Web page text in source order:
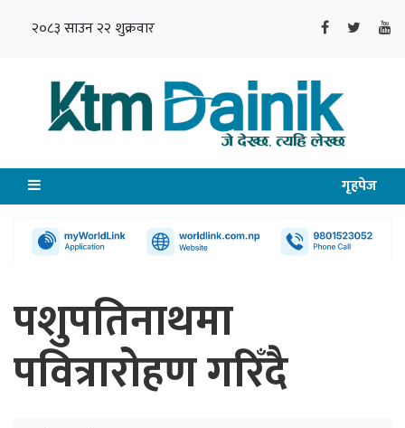
२०८३ साउन २२ शुक्रवार
गृहपेज
पशुपतिनाथमा
पवित्रारोहण गरिँदै